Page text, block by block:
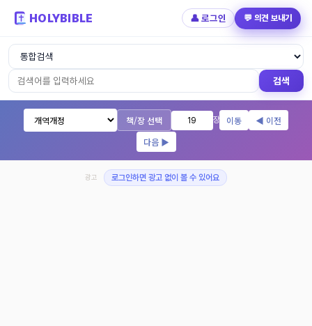
HOLYBIBLE 👤 로그인 💬 의견 보내기
성경읽기 - 개역개정 개역한글 NIV KJV
검색
책/장 선택 장 이동
◀ 이전
다음 ▶
광고 로그인하면 광고 없이 볼 수 있어요